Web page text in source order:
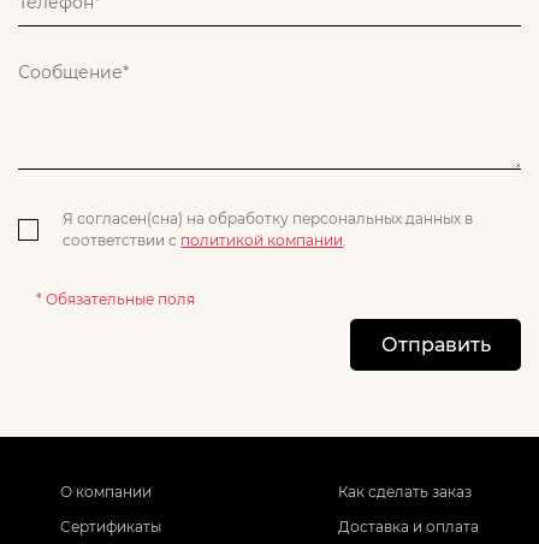
Я согласен(сна) на обработку персональных данных в
соответствии с политикой компании
* Обязательные поля
Отправить
О компании
Сертификаты
Как сделать заказ
Доставка и оплата